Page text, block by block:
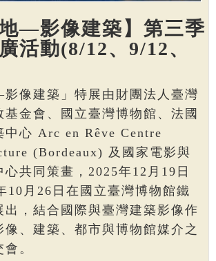
地—影像建築】第三季
活動(8/12、9/12、
影像建築」特展由財團法人臺灣
基金會、國立臺灣博物館、法國
中心 Arc en Rêve Centre
(Bordeaux) 及國家電影與
心共同策畫，2025年12月19日
10月26日在國立臺灣博物館鐵
出，結合國際與臺灣建築影像作
像、建築、都市與博物館媒介之
。